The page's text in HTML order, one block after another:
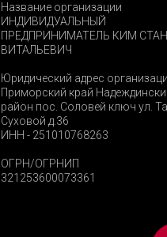
Название организации
ИНДИВИДУАЛЬНЫЙ
ПРЕДПРИНИМАТЕЛЬ КИМ
ВИТАЛЬЕВИЧ
Юридический адрес
Приморский край
район пос. Соловей ключ ул.
Суховой д.36
ИНН - 251010768263
ОГРН/ОГРНИП
321253600073361